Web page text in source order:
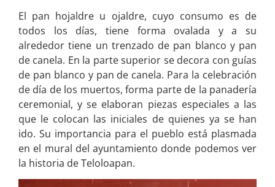
El pan hojaldre u ojaldre, cuyo consumo es de
todos los días, tiene forma ovalada y a su
alrededor tiene un trenzado de pan blanco y pan
de canela. En la parte superior se decora con guías
de pan blanco y pan de canela. Para la celebración
de día de los muertos, forma parte de la panadería
ceremonial, y se elaboran piezas especiales a las
que le colocan las iniciales de quienes ya se han
ido. Su importancia para el pueblo está plasmada
en el mural del ayuntamiento donde podemos ver
la historia de Teloloapan.